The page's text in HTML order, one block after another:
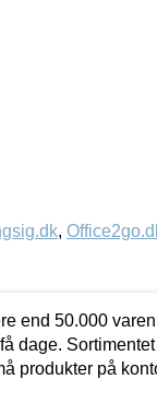
,
end 50.000
dage.
produkter på